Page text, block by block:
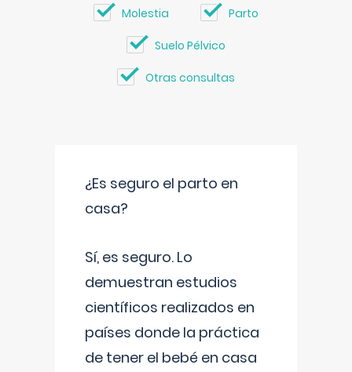
Molestia Parto
Suelo Pélvico
Otras consultas
¿Es seguro el parto en
casa?
Sí, es seguro. Lo
demuestran estudios
científicos realizados en
países donde la práctica
de tener el bebé en casa